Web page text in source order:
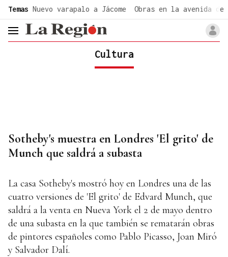
Temas Nuevo varapalo a Jácome Obras en la avenida de
header.menu.open
Cultura
Sotheby's muestra en Londres 'El grito' de
Munch que saldrá a subasta
La casa Sotheby's mostró hoy en Londres una de las
cuatro versiones de 'El grito' de Edvard Munch, que
saldrá a la venta en Nueva York el 2 de mayo dentro
de una subasta en la que también se rematarán obras
de pintores españoles como Pablo Picasso, Joan Miró
y Salvador Dalí.